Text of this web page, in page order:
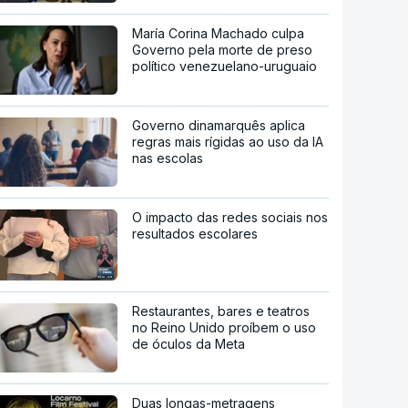
María Corina Machado culpa
Governo pela morte de preso
político venezuelano-uruguaio
Governo dinamarquês aplica
regras mais rígidas ao uso da IA
nas escolas
O impacto das redes sociais nos
resultados escolares
Restaurantes, bares e teatros
no Reino Unido proíbem o uso
de óculos da Meta
Duas longas-metragens